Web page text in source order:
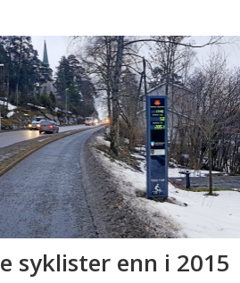
syklister enn i 2015